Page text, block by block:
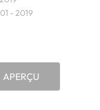
- 2019
APERÇU